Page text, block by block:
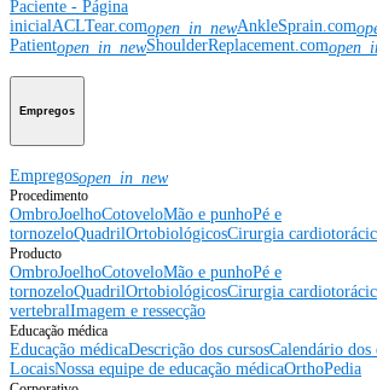
Paciente - Página
inicialACLTear.comopen_in_newAnkleSprain.com
Patientopen_in_newShoulderReplacement.com
Empregos
Empregosopen_in_new
Procedimento
OmbroJoelhoCotoveloMão e punhoPé e
tornozeloQuadrilOrtobiológicosCirurgia
Producto
OmbroJoelhoCotoveloMão e punhoPé e
tornozeloQuadrilOrtobiológicosCirurgia
vertebralImagem e ressecção
Educação médica
Educação médicaDescrição dos cursosCalendário dos
LocaisNossa equipe de educação médicaOrthoPedia